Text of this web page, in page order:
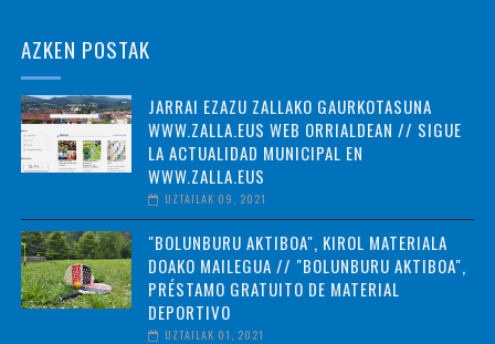
AZKEN POSTAK
JARRAI EZAZU ZALLAKO GAURKOTASUNA
WWW.ZALLA.EUS WEB ORRIALDEAN // SIGUE
LA ACTUALIDAD MUNICIPAL EN
WWW.ZALLA.EUS
UZTAILAK 09, 2021
"BOLUNBURU AKTIBOA", KIROL MATERIALA
DOAKO MAILEGUA // "BOLUNBURU AKTIBOA",
PRÉSTAMO GRATUITO DE MATERIAL
DEPORTIVO
UZTAILAK 01, 2021